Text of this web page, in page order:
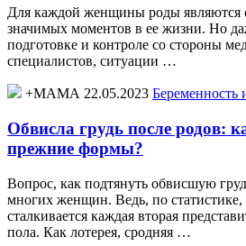
Для каждой женщины роды являются
значимых моментов в ее жизни. Но
подготовке и контроле со стороны
специалистов, ситуации …
+МАМА 22.05.2023 Беременность
Обвисла грудь после родов:
прежние формы?
Вопрос, как подтянуть обвисшую
многих женщин. Ведь, по статистике,
сталкивается каждая вторая
пола. Как лотерея, сродняя …